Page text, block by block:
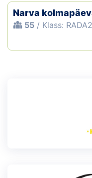
Narva
55 / Klass: RADA2